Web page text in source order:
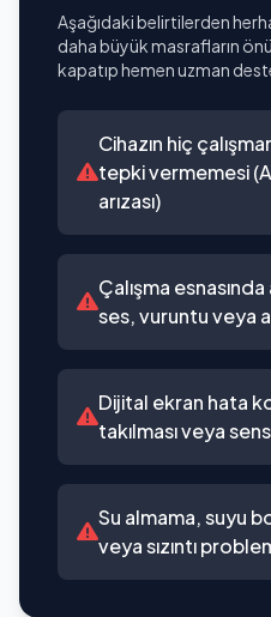
Aşağıdaki belirtilerden
daha büyük masrafların
kapatıp hemen uzman
Cihazın hiç
tepki vermemesi
arızası)
Çalışma
ses, vuruntu veya
Dijital ekran hata
takılması veya
Su almama, suyu
veya sızıntı